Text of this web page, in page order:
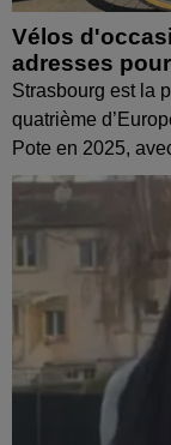
Vélos
adresses
Strasbourg est la
quatrième
Pote en 2025,